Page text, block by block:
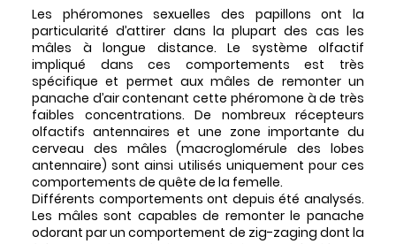
Les phéromones sexuelles des papillons ont la
particularité d’attirer dans la plupart des cas les
mâles à longue distance. Le système olfactif
impliqué dans ces comportements est très
spécifique et permet aux mâles de remonter un
panache d’air contenant cette phéromone à de très
faibles concentrations. De nombreux récepteurs
olfactifs antennaires et une zone importante du
cerveau des mâles (macroglomérule des lobes
antennaire) sont ainsi utilisés uniquement pour ces
comportements de quête de la femelle.
Différents comportements ont depuis été analysés.
Les mâles sont capables de remonter le panache
odorant par un comportement de zig-zaging dont la